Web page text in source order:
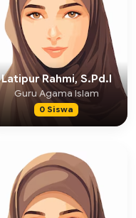
Latipur Rahmi, S.Pd.I
Guru Agama Islam
0 Siswa